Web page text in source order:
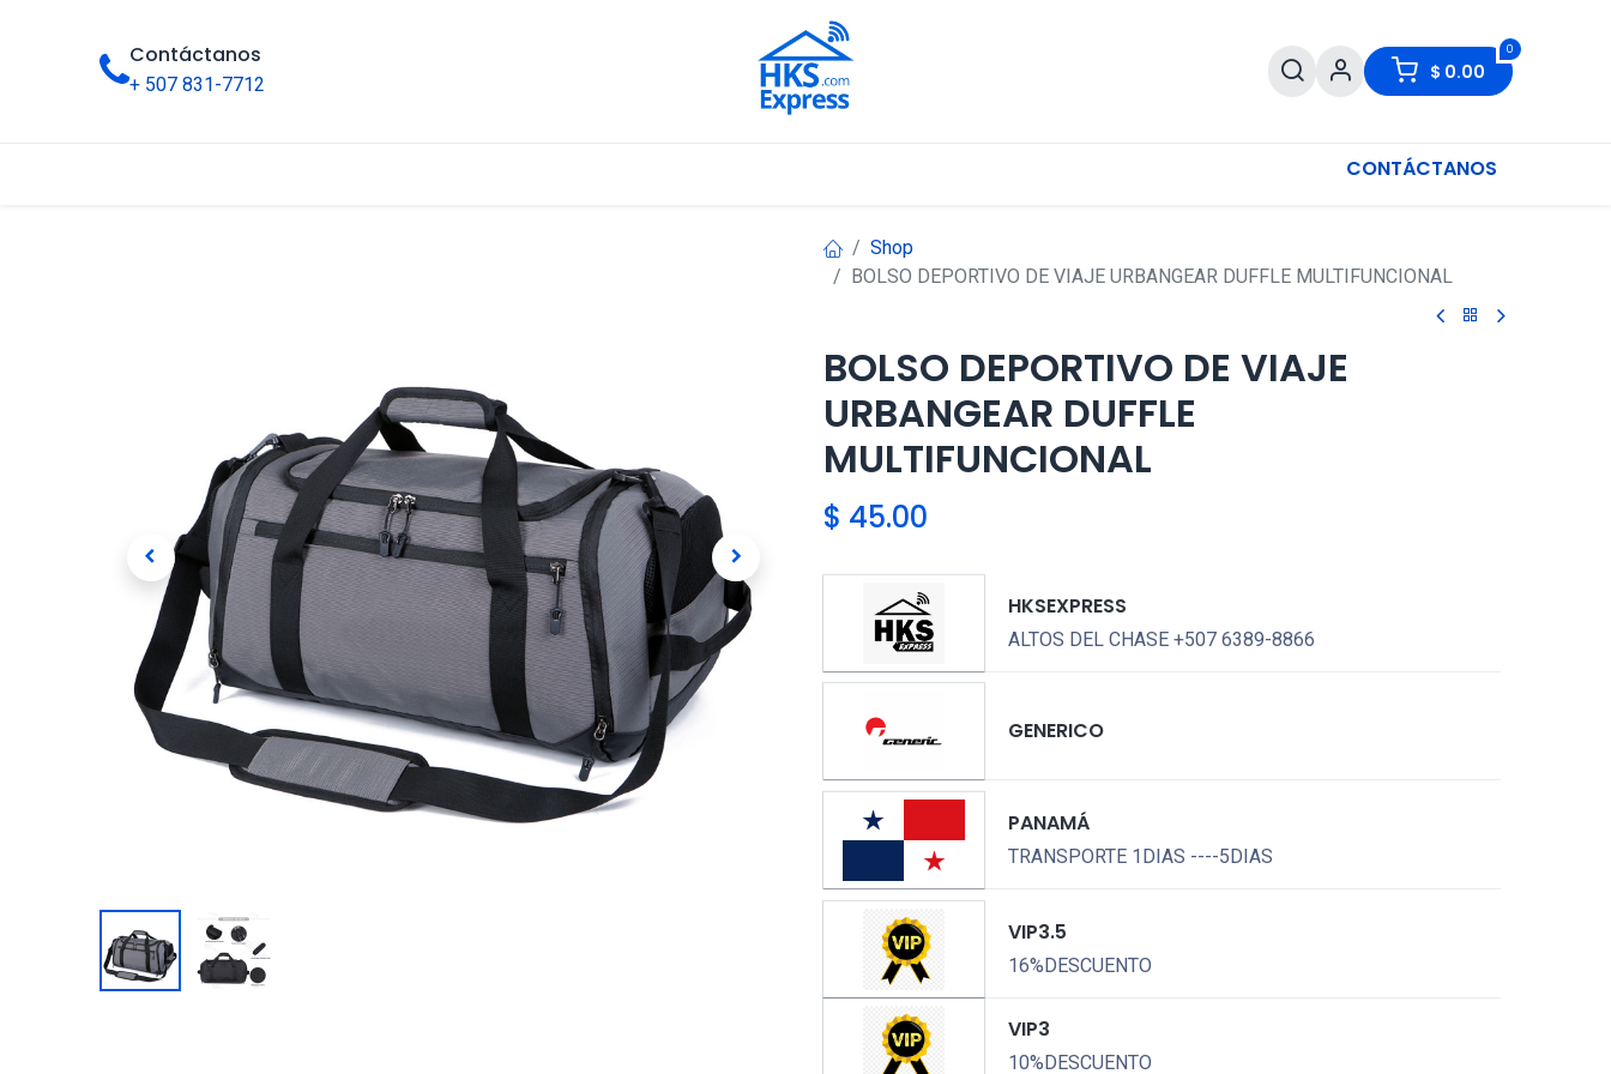
Contáctanos
+ 507 831-7712
0
$ 0.00
CONTÁCTANOS
Shop
BOLSO DEPORTIVO DE VIAJE URBANGEAR DUFFLE MULTIFUNCIONAL
BOLSO DEPORTIVO DE VIAJE
URBANGEAR DUFFLE
MULTIFUNCIONAL
$ 45.00
HKSEXPRESS
ALTOS DEL CHASE +507 6389-8866
GENERICO
PANAMÁ
TRANSPORTE 1DIAS ----5DIAS
VIP3.5
16%DESCUENTO
VIP3
10%DESCUENTO